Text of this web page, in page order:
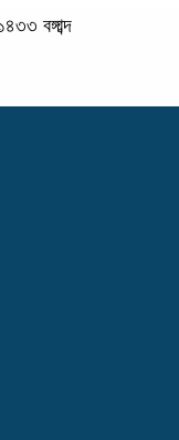
বঙ্গাব্দ